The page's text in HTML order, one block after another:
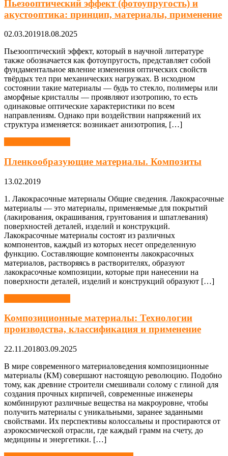
Пьезооптический эффект (фотоупругость) и
акустооптика: принцип, материалы, применение
02.03.201918.08.2025
Пьезооптический эффект, который в научной литературе
также обозначается как фотоупругость, представляет собой
фундаментальное явление изменения оптических свойств
твёрдых тел при механических нагрузках. В исходном
состоянии такие материалы — будь то стекло, полимеры или
аморфные кристаллы — проявляют изотропию, то есть
одинаковые оптические характеристики по всем
направлениям. Однако при воздействии напряжений их
структура изменяется: возникает анизотропия, […]
Пленкообразующие материалы. Композиты
13.02.2019
1. Лакокрасочные материалы Общие сведения. Лакокрасочные
материалы — это материалы, применяемые для покрытий
(лакирования, окрашивания, грунтования и шпатлевания)
поверхностей деталей, изделий и конструкций.
Лакокрасочные материалы состоят из различных
компонентов, каждый из которых несет определенную
функцию. Составляющие компоненты лакокрасочных
материалов, растворяясь в растворителях, образуют
лакокрасочные композиции, которые при нанесении на
поверхности деталей, изделий и конструкций образуют […]
Композиционные материалы: Технологии
производства, классификация и применение
22.11.201803.09.2025
В мире современного материаловедения композиционные
материалы (КМ) совершают настоящую революцию. Подобно
тому, как древние строители смешивали солому с глиной для
создания прочных кирпичей, современные инженеры
комбинируют различные вещества на макроуровне, чтобы
получить материалы с уникальными, заранее заданными
свойствами. Их перспективы колоссальны и простираются от
аэрокосмической отрасли, где каждый грамм на счету, до
медицины и энергетики. […]